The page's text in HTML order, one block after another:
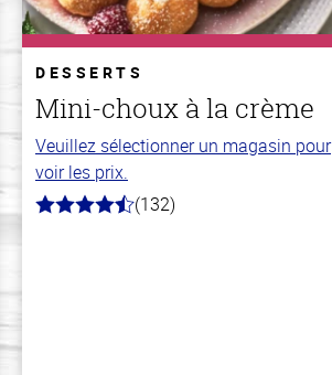
DESSERTS
Mini-choux à la crème
Veuillez sélectionner un magasin pour
voir les prix.
4.8
(132)